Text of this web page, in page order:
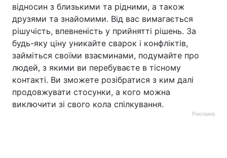
відносин з близькими та рідними, а також
друзями та знайомими. Від вас вимагається
рішучість, впевненість у прийнятті рішень. За
будь-яку ціну уникайте сварок і конфліктів,
займіться своїми взаєминами, подумайте про
людей, з якими ви перебуваєте в тісному
контакті. Ви зможете розібратися з ким далі
продовжувати стосунки, а кого можна
виключити зі свого кола спілкування.
Реклама